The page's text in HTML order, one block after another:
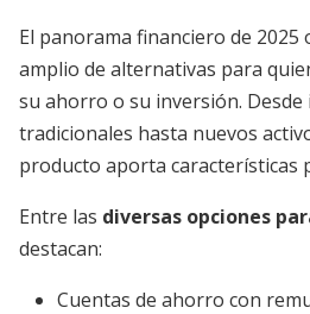
El panorama financiero de 2025
amplio de alternativas para
su ahorro o su inversión.
tradicionales hasta nuevos
producto aporta características
Entre las diversas opciones
destacan:
Cuentas de ahorro con